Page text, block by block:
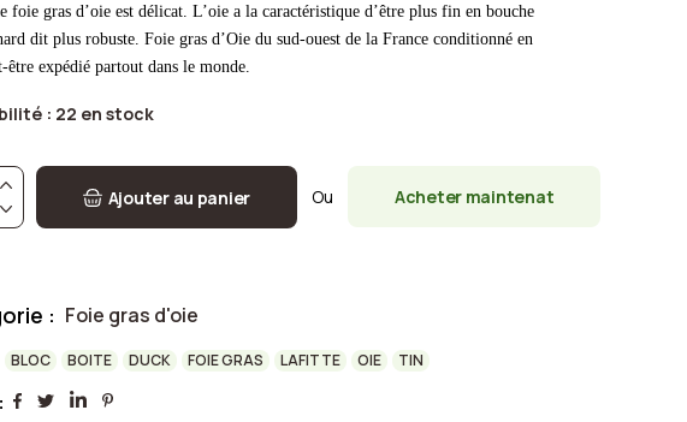
foie gras d’oie est délicat. L’oie a la caractéristique d’être plus fin en bouche
dit plus robuste. Foie gras d’Oie du sud-ouest de la France conditionné en
être expédié partout dans le monde.
: 22 en stock
gras d'oie avec morceaux - 200 grs quantité
Ajouter au panier
Ou Acheter maintenat
: Foie gras d'oie
BLOC BOITE DUCK FOIE GRAS LAFITTE OIE TIN